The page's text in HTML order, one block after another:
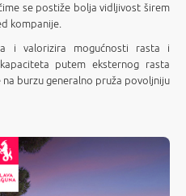
se postiže bolja vidljivost širem
kompanije.
i valorizira mogućnosti rasta i
putem eksternog rasta
burzu generalno pruža povoljniju